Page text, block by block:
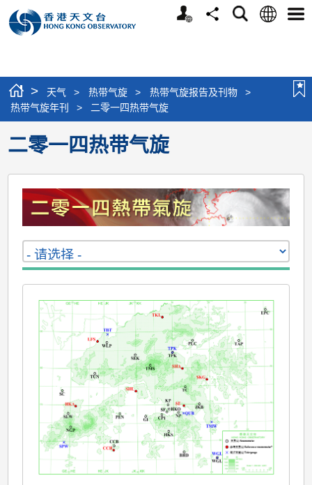
个
分
搜
语
选
> 天气 > 热带气旋 > 热带气旋报告及刊物
>
热带气旋年刊
> 二零一四热带气旋
二零一四热带气旋